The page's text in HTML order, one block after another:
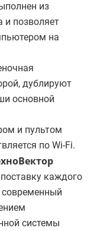
из
и позволяет
на
дублируют
основной
и пультом
по Wi-Fi.
каждого
современный
системы